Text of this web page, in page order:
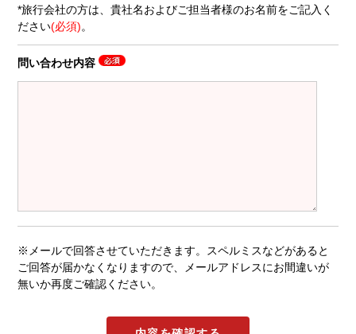
*旅行会社の方は、貴社名およびご担当者様のお名前をご記入く
ださい(必須)。
問い合わせ内容
※メールで回答させていただきます。スペルミスなどがあると
ご回答が届かなくなりますので、メールアドレスにお間違いが
無いか再度ご確認ください。